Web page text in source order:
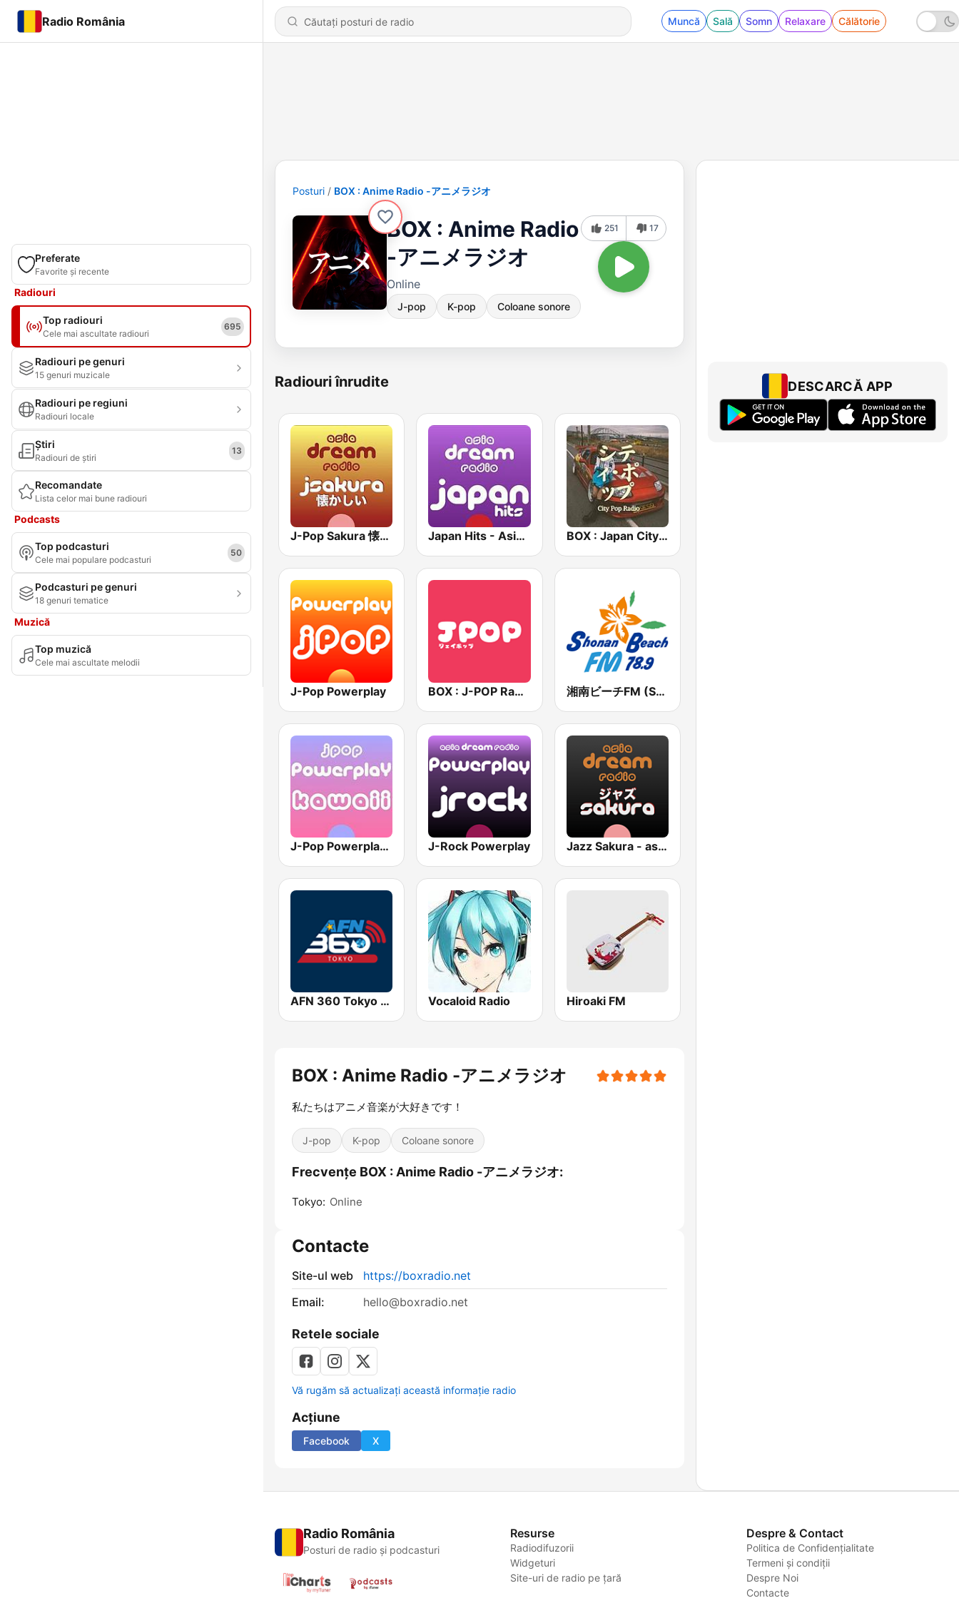
Radio România Muncă Sală Somn Relaxare Călătorie
Preferate
Favorite și recente
Radiouri
Top radiouri
Cele mai ascultate radiouri
695
Radiouri pe genuri
15 genuri muzicale
Radiouri pe regiuni
Radiouri locale
Știri
Radiouri de știri
13
Recomandate
Lista celor mai bune radiouri
Podcasts
Top podcasturi
Cele mai populare podcasturi
50
Podcasturi pe genuri
18 genuri tematice
Muzică
Top muzică
Cele mai ascultate melodii
Posturi BOX : Anime Radio -アニメラジオ
BOX : Anime Radio
-アニメラジオ
Online
J-pop K-pop Coloane sonore
251 17
Radiouri înrudite
J-Pop Sakura 懐かしい Japan Hits - Asia DREAM Radio BOX : Japan City Pop -日本のシティポップ
J-Pop Powerplay BOX : J-POP Radio - ジェイポップ 無線 湘南ビーチFM (Shonan Beach FM)
J-Pop Powerplay Kawaii J-Rock Powerplay Jazz Sakura - asia DREAM radio
AFN 360 Tokyo (Japan Only) Vocaloid Radio Hiroaki FM
BOX : Anime Radio -アニメラジオ
私たちはアニメ音楽が大好きです！
J-pop K-pop Coloane sonore
Frecvențe BOX : Anime Radio -アニメラジオ:
Tokyo: Online
Contacte
Site-ul web
https://boxradio.net
Email:
hello@boxradio.net
Retele sociale
Vă rugăm să actualizați această informație radio
Acțiune
Facebook X
DESCARCĂ APP
Radio România
Posturi de radio și podcasturi
Resurse
Radiodifuzorii
Widgeturi
Site-uri de radio pe țară
Despre & Contact
Politica de Confidențialitate
Termeni și condiții
Despre Noi
Contacte